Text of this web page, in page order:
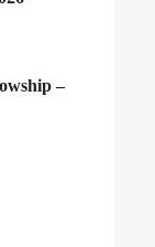
–